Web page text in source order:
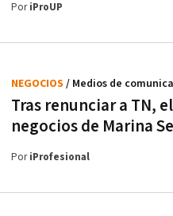
PoriProUP
Tras renunciar a TN,
negocios de Marina
NEGOCIOS / Medios de
PoriProfesional